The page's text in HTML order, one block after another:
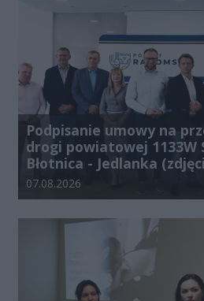
Podpisanie umowy na
drogi powiatowej 1133W
Błotnica - Jedlanka
Data dodania galerii:
07.08.2026